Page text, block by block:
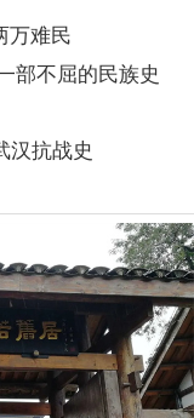
万难民
部不屈的民族史
汉抗战史